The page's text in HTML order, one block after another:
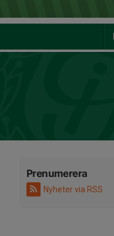
Prenumerera
Nyheter via RSS